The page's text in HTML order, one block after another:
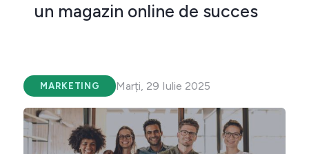
un magazin online de succes
MARKETING Marți, 29 Iulie 2025